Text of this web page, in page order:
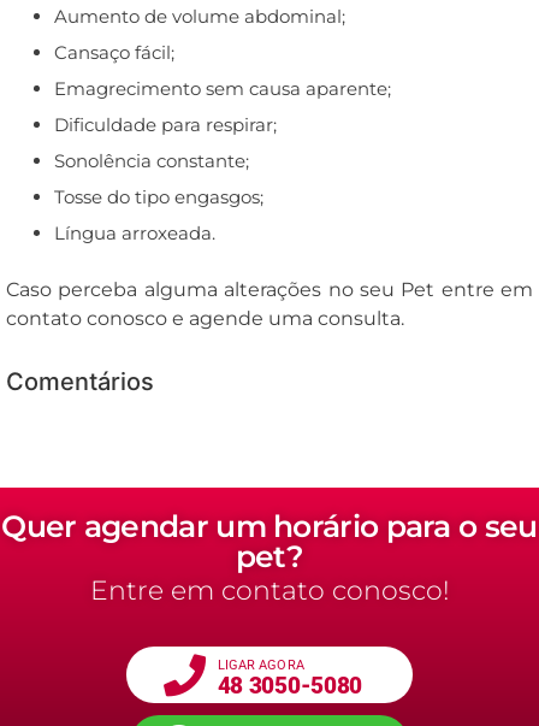
Aumento de volume abdominal;
Cansaço fácil;
Emagrecimento sem causa aparente;
Dificuldade para respirar;
Sonolência constante;
Tosse do tipo engasgos;
Língua arroxeada.
Caso perceba alguma alterações no seu Pet entre em
contato conosco e agende uma consulta.
Comentários
Quer agendar um horário para o seu
pet?
Entre em contato conosco!
LIGAR AGORA
48 3050-5080